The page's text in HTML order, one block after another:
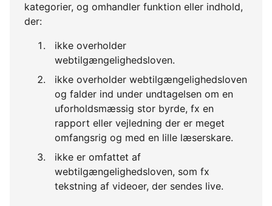
kategorier, og omhandler funktion eller indhold,
der:
ikke overholder
webtilgængelighedsloven.
ikke overholder webtilgængelighedsloven
og falder ind under undtagelsen om en
uforholdsmæssig stor byrde, fx en
rapport eller vejledning der er meget
omfangsrig og med en lille læserskare.
ikke er omfattet af
webtilgængelighedsloven, som fx
tekstning af videoer, der sendes live.